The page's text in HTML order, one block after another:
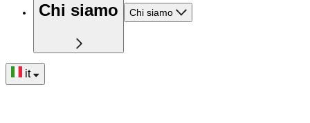
Chi siamo Chi siamo
it